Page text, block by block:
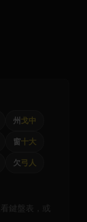
州 戈中
窗十大
欠弓人
鍵盤表，或